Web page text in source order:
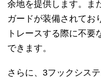
余地を提供します。ま
ガードが装備されてお
トレースする際に不要
できます。
さらに、3フックシス